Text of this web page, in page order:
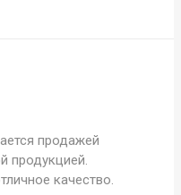
продажей
продукцией.
качество.